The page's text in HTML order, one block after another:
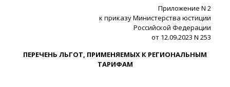
Приложение N 2
к приказу Министерства юстиции
Российской Федерации
от 12.09.2023 N 253
ПЕРЕЧЕНЬ ЛЬГОТ, ПРИМЕНЯЕМЫХ К РЕГИОНАЛЬНЫМ
ТАРИФАМ